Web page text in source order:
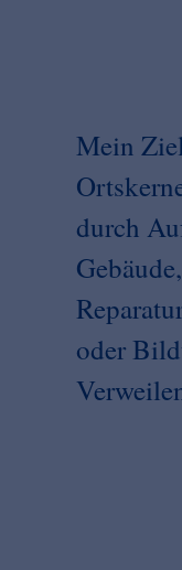
Mein
durch
oder